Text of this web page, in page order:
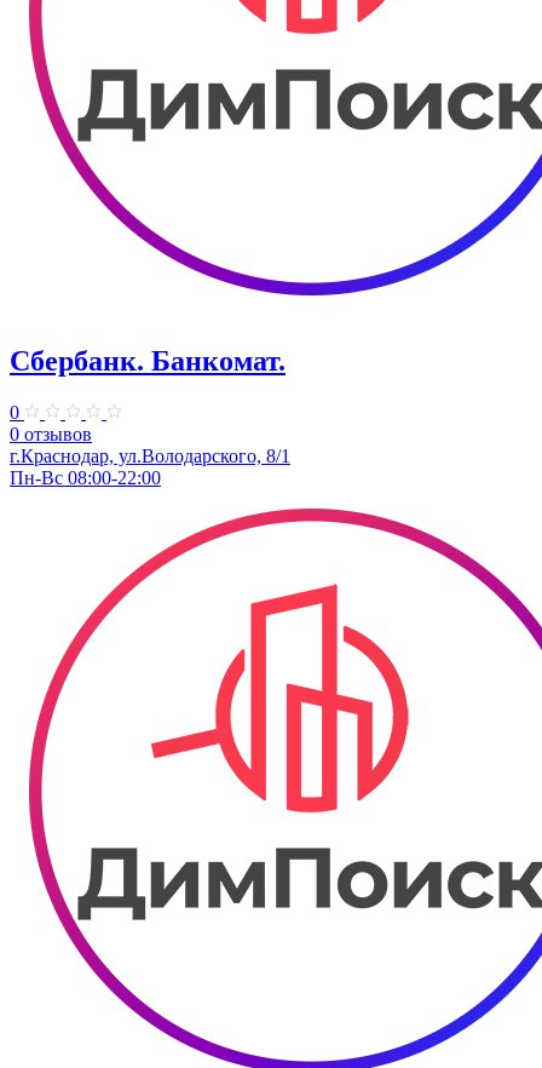
Сбербанк. Банкомат.
0
0 отзывов
​г.Краснодар, ул.​Володарского, 8/1
Пн-Вс 08:00-22:00